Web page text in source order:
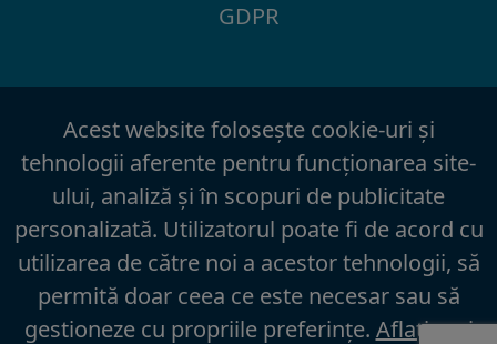
GDPR
Acest website foloseşte cookie-uri şi
tehnologii aferente pentru funcţionarea site-
ului, analiză şi în scopuri de publicitate
personalizată. Utilizatorul poate fi de acord cu
utilizarea de către noi a acestor tehnologii, să
permită doar ceea ce este necesar sau să
gestioneze cu propriile preferinţe. Aflaţi mai